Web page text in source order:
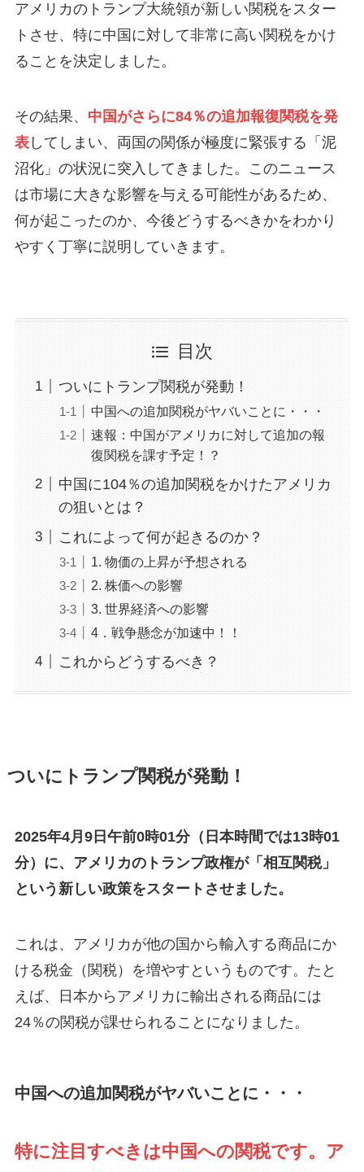
アメリカのトランプ大統領が新しい関税をスター
トさせ、特に中国に対して非常に高い関税をかけ
ることを決定しました。
その結果、 中国がさらに84％の追加報復関税を発
表してしまい、両国の関係が極度に緊張する「泥
沼化」の状況に突入してきました。このニュース
は市場に大きな影響を与える可能性があるため、
何が起こったのか、今後どうするべきかをわかり
やすく丁寧に説明していきます。
目次
ついにトランプ関税が発動！
中国への追加関税がヤバいことに・・・
速報：中国がアメリカに対して追加の報
復関税を課す予定！？
中国に104％の追加関税をかけたアメリカ
の狙いとは？
これによって何が起きるのか？
1. 物価の上昇が予想される
2. 株価への影響
3. 世界経済への影響
4．戦争懸念が加速中！！
これからどうするべき？
ついにトランプ関税が発動！
2025年4月9日午前0時01分（日本時間では13時01
分）に、アメリカのトランプ政権が「相互関税」
という新しい政策をスタートさせました。
これは、アメリカが他の国から輸入する商品にか
ける税金（関税）を増やすというものです。たと
えば、日本からアメリカに輸出される商品には
24％の関税が課せられることになりました。
中国への追加関税がヤバいことに・・・
特に注目すべきは中国への関税です。ア